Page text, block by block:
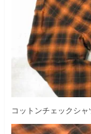
コットンチェックシ